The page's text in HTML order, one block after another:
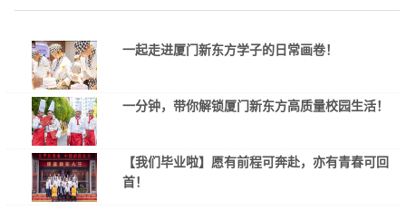
一起走进厦门新东方学子的日常画卷！
一分钟，带你解锁厦门新东方高质量校园生活！
【我们毕业啦】愿有前程可奔赴，亦有青春可回
首！